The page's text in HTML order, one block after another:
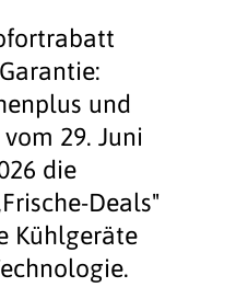
und
29. Juni
die
Deals"
Kühlgeräte